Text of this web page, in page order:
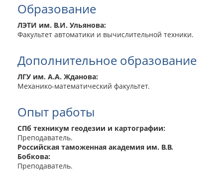
Образование
ЛЭТИ им. В.И. Ульянова:
Факультет автоматики и вычислительной техники.
Дополнительное образование
ЛГУ им. А.А. Жданова:
Механико-математический факультет.
Опыт работы
СПб техникум геодезии и картографии:
Преподаватель.
Российская таможенная академия им. В.В.
Бобкова:
Преподаватель.